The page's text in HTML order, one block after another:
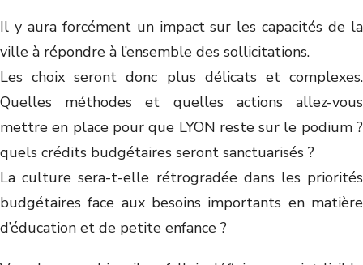
Il y aura forcément un impact sur les capacités de la
ville à répondre à l’ensemble des sollicitations.
Les choix seront donc plus délicats et complexes.
Quelles méthodes et quelles actions allez-vous
mettre en place pour que LYON reste sur le podium ?
quels crédits budgétaires seront sanctuarisés ?
La culture sera-t-elle rétrogradée dans les priorités
budgétaires face aux besoins importants en matière
d’éducation et de petite enfance ?